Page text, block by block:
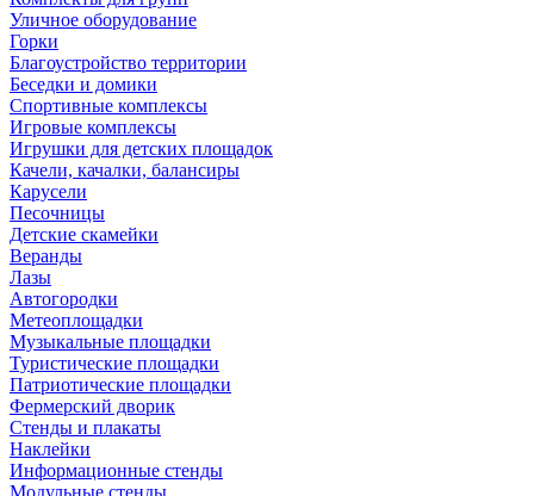
Уличное оборудование
Горки
Благоустройство территории
Беседки и домики
Спортивные комплексы
Игровые комплексы
Игрушки для детских площадок
Качели, качалки, балансиры
Карусели
Песочницы
Детские скамейки
Веранды
Лазы
Автогородки
Метеоплощадки
Музыкальные площадки
Туристические площадки
Патриотические площадки
Фермерский дворик
Стенды и плакаты
Наклейки
Информационные стенды
Модульные стенды